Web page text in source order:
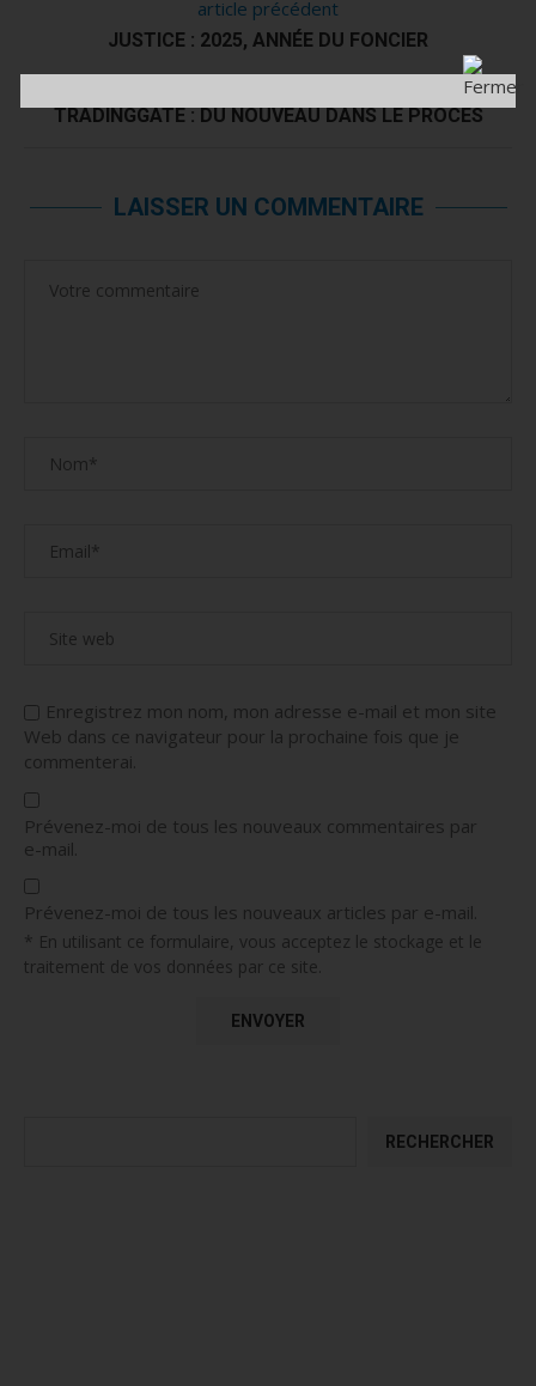
article précédent
JUSTICE : 2025, ANNÉE DU FONCIER
TRADINGGATE : DU NOUVEAU DANS LE PROCÈS
LAISSER UN COMMENTAIRE
Enregistrez mon nom, mon adresse e-mail et mon site
Web dans ce navigateur pour la prochaine fois que je
commenterai.
Prévenez-moi de tous les nouveaux commentaires par
e-mail.
Prévenez-moi de tous les nouveaux articles par e-mail.
* En utilisant ce formulaire, vous acceptez le stockage et le
traitement de vos données par ce site.
RECHERCHER